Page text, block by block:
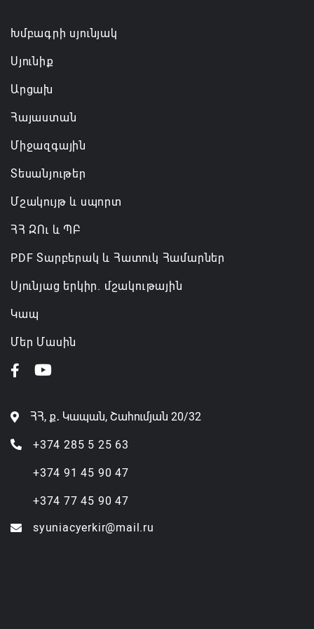
Քրիստիննե Գրիգորյանը վերանշանակվել է
պաշտոնում
06.08.2026 14:21
է թե՛ երկրի ներսում ազգային համերաշխության
ժողովրդի շահերի պաշտպանության գործը
06.08.2026 14:18
Խմբագրի սյունյակ
Սյունիք
Արցախ
Հայաստան
Միջազգային
Տեսանյութեր
Մշակույթ և սպորտ
ՀՀ ԶՈւ և ՊԲ
PDF Տարբերակ և Հատուկ Համարներ
Սյունյաց երկիր. մշակութային
Կապ
Մեր Մասին
ՀՀ, ք․ Կապան, Շահումյան 20/32
+374 285 5 25 63
+374 91 45 90 47
+374 77 45 90 47
syuniacyerkir@mail.ru